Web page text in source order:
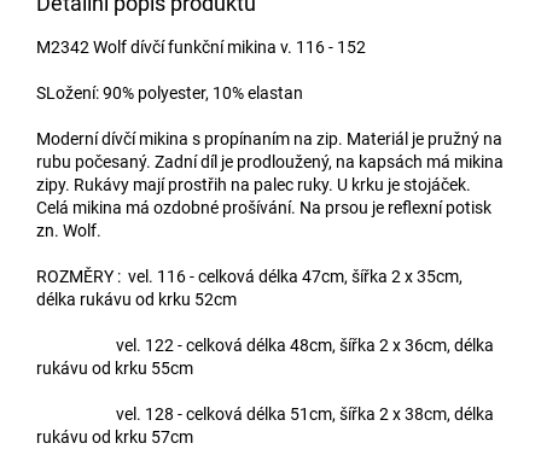
M2342 Wolf dívčí funkční mikina v. 116 - 152
SLožení:90% polyester, 10% elastan
Moderní dívčí mikina s propínaním na zip. Materiál je pružný na
rubu počesaný. Zadní díl je prodloužený, na kapsách má mikina
zipy. Rukávy mají prostřih na palec ruky. U krku je stojáček.
Celá mikina má ozdobné prošívání. Na prsou je reflexní potisk
zn. Wolf.
ROZMĚRY : vel. 116 - celková délka 47cm, šířka 2 x 35cm,
délka rukávu od krku 52cm
vel. 122 - celková délka 48cm, šířka 2 x 36cm, délka
rukávu od krku 55cm
vel. 128 - celková délka 51cm, šířka 2 x 38cm, délka
rukávu od krku 57cm